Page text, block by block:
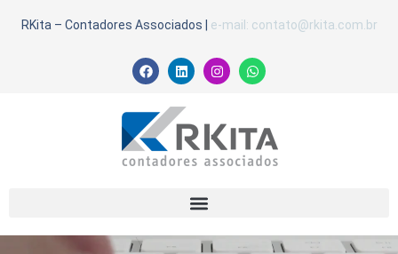
RKita – Contadores Associados e-mail: contato@rkita.com.br